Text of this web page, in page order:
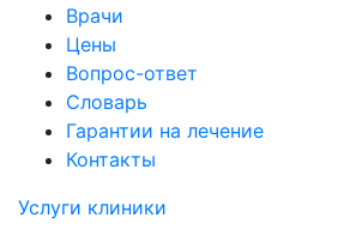
Врачи
Цены
Вопрос-ответ
Словарь
Гарантии на лечение
Контакты
Услуги клиники